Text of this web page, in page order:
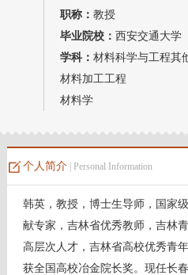
职称： 教授
毕业院校： 西安交通大学
学科： 材料科学与工程其
材料加工工程
材料学
个人简介| Personal Information
韩英，教授，博士生导师，国家
献专家，吉林省优秀教师，吉林
高层次人才，吉林省高校优秀青
获全国高校冶金院长奖。现任长